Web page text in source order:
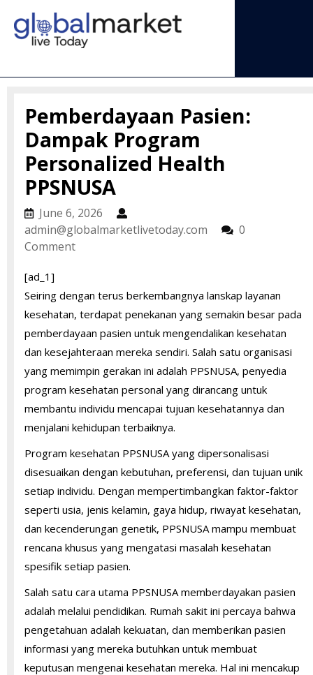
content
Menu
Pemberdayaan Pasien:
Dampak Program
Personalized Health
PPSNUSA
June 6, 2026 June
6,
admin@globalmarketlivetoday.com
0
Comment
[ad_1]
Seiring dengan terus berkembangnya lanskap layanan
kesehatan, terdapat penekanan yang semakin besar pada
pemberdayaan pasien untuk mengendalikan kesehatan
dan kesejahteraan mereka sendiri. Salah satu organisasi
yang memimpin gerakan ini adalah PPSNUSA, penyedia
program kesehatan personal yang dirancang untuk
membantu individu mencapai tujuan kesehatannya dan
menjalani kehidupan terbaiknya.
Program kesehatan PPSNUSA yang dipersonalisasi
disesuaikan dengan kebutuhan, preferensi, dan tujuan unik
setiap individu. Dengan mempertimbangkan faktor-faktor
seperti usia, jenis kelamin, gaya hidup, riwayat kesehatan,
dan kecenderungan genetik, PPSNUSA mampu membuat
rencana khusus yang mengatasi masalah kesehatan
spesifik setiap pasien.
Salah satu cara utama PPSNUSA memberdayakan pasien
adalah melalui pendidikan. Rumah sakit ini percaya bahwa
pengetahuan adalah kekuatan, dan memberikan pasien
informasi yang mereka butuhkan untuk membuat
keputusan mengenai kesehatan mereka. Hal ini mencakup